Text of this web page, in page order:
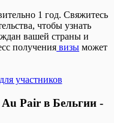
1 год. Свяжитесь
чтобы узнать
вашей страны и
получения визы может
участников
Pair в Бельгии -